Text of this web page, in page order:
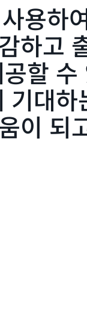
하
하고
할
대
이 되